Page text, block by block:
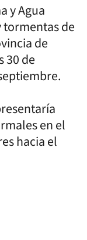
y Agua
de
de
30 de
en el
hacia el